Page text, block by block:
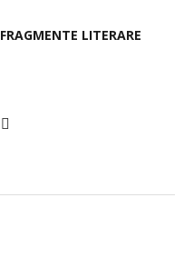
FRAGMENTE LITERARE